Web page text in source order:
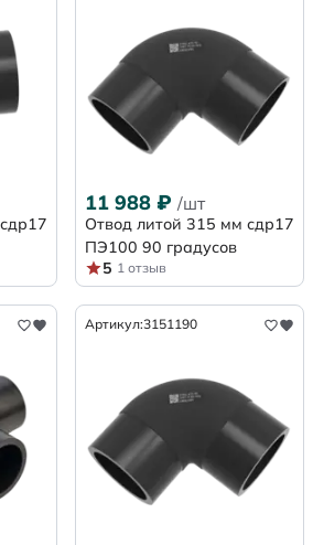
11 988 ₽ /шт
Отвод литой 315 мм сдр17
ПЭ100 90 градусов
5 1 отзыв
Артикул:3151190